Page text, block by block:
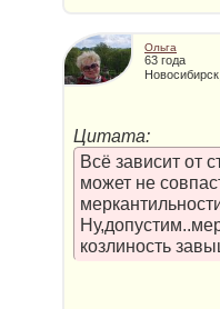
Ольга
63 года
Цитата:
Всё зависит от
может не
козлиность